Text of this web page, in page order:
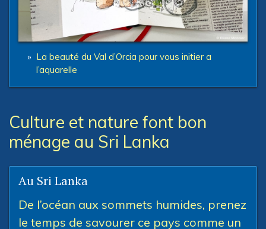
» La beauté du Val d’Orcia pour vous initier a
l’aquarelle
Culture et nature font bon
ménage au Sri Lanka
Au Sri Lanka
De l’océan aux sommets humides, prenez
le temps de savourer ce pays comme un